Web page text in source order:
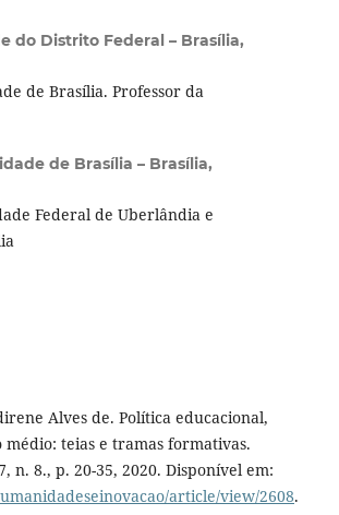
do Distrito Federal – Brasília,
de Brasília. Professor da
de Brasília – Brasília,
Federal de Uberlândia e
Alves de. Política educacional,
teias e tramas formativas.
n. 8., p. 20-35, 2020. Disponível em:
article/view/2608.